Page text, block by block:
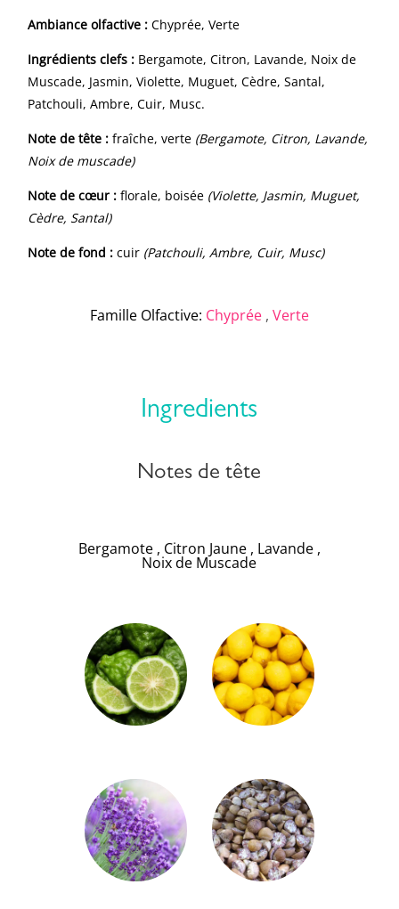
Ambiance olfactive : Chyprée, Verte
Ingrédients clefs : Bergamote, Citron, Lavande, Noix de
Muscade, Jasmin, Violette, Muguet, Cèdre, Santal,
Patchouli, Ambre, Cuir, Musc.
Note de tête : fraîche, verte (Bergamote, Citron, Lavande,
Noix de muscade)
Note de cœur : florale, boisée (Violette, Jasmin, Muguet,
Cèdre, Santal)
Note de fond : cuir (Patchouli, Ambre, Cuir, Musc)
Famille Olfactive: Chyprée , Verte
Ingredients
Notes de tête
Bergamote , Citron Jaune , Lavande ,
Noix de Muscade